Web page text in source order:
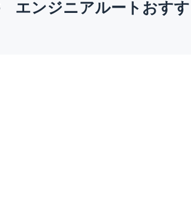
エンジニアルートおすす